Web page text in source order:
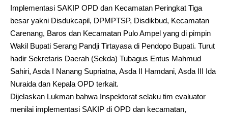
Implementasi SAKIP OPD dan Kecamatan Peringkat Tiga
besar yakni Disdukcapil, DPMPTSP, Disdikbud, Kecamatan
Carenang, Baros dan Kecamatan Pulo Ampel yang di pimpin
Wakil Bupati Serang Pandji Tirtayasa di Pendopo Bupati. Turut
hadir Sekretaris Daerah (Sekda) Tubagus Entus Mahmud
Sahiri, Asda I Nanang Supriatna, Asda II Hamdani, Asda III Ida
Nuraida dan Kepala OPD terkait.
Dijelaskan Lukman bahwa Inspektorat selaku tim evaluator
menilai implementasi SAKIP di OPD dan kecamatan,